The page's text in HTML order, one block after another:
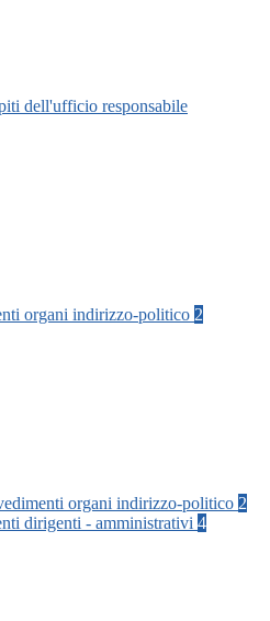
dell'ufficio responsabile
organi indirizzo-politico 2
organi indirizzo-politico 2
dirigenti - amministrativi 4